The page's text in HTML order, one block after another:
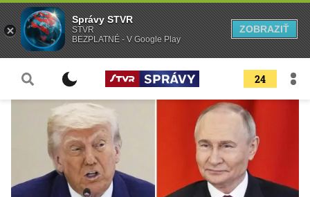
24
Správy STVR
STVR
BEZPLATNÉ - V Google Play
ZOBRAZIŤ